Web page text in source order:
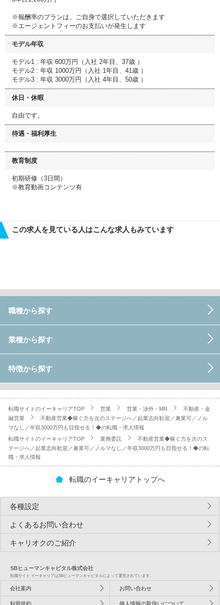
※報酬率のプランは、ご自身で選択していただきます
※エージェントフィーのお支払いが発生します
モデル年収
モデル1 : 年収 600万円（入社 2年目、37歳 ）
モデル2 : 年収 1000万円（入社 1年目、41歳 ）
モデル3 : 年収 3000万円（入社 4年目、50歳 ）
休日・休暇
自由です。
待遇・福利厚生
教育制度
初期研修（3日間）
※教育動画コンテンツ有
この求人を見ている人はこんな求人もみています
職種から探す
業種から探す
特徴から探す
転職サイトのイーキャリアTOP 営業 営業・渉外・MR
不動産・金
融営業
不動産営業◆稼ぐ力を次のステージへ／起業志向歓迎／兼業可／ノル
マなし／年収3000万円も目指せる！◆の転職・求人情報
転職サイトのイーキャリアTOP
業務委託
不動産営業◆稼ぐ力を次のス
テージへ／起業志向歓迎／兼業可／ノルマなし／年収3000万円も目指せる！◆の転
職・求人情報
転職のイーキャリアトップへ
各種設定
よくあるお問い合わせ
キャリオクのご紹介
SBヒューマンキャピタル株式会社
転職サイト イーキャリアはSBヒューマンキャピタルによって運営されています。
会社案内 お問い合わせ
利用規約 個人情報の取扱いについて